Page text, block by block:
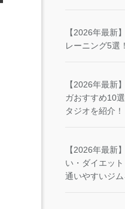
【2026年最新
レーニング5選
【2026年最新
ガおすすめ10
タジオを紹介！
【2026年最新
い・ダイエッ
通いやすいジム